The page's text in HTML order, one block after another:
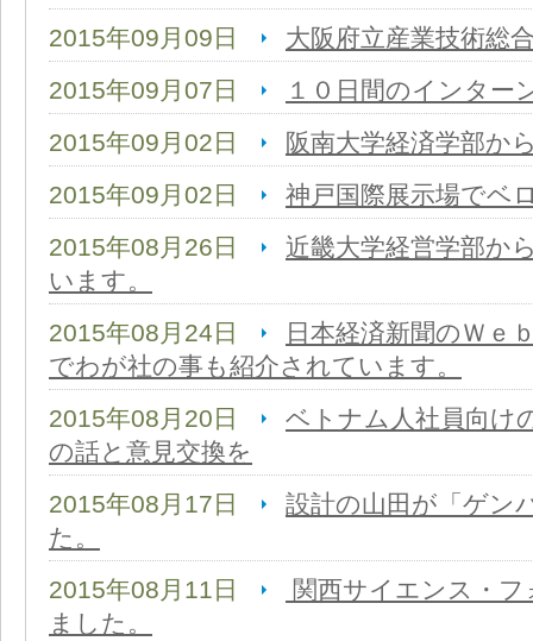
2015年09月09日
大阪府立産業技術総
2015年09月07日
１０日間のインター
2015年09月02日
阪南大学経済学部か
2015年09月02日
神戸国際展示場でベ
2015年08月26日
近畿大学経営学部か
います。
2015年08月24日
日本経済新聞のＷｅ
でわが社の事も紹介されています。
2015年08月20日
ベトナム人社員向け
の話と意見交換を
2015年08月17日
設計の山田が「ゲン
た。
2015年08月11日
関西サイエンス・
ました。